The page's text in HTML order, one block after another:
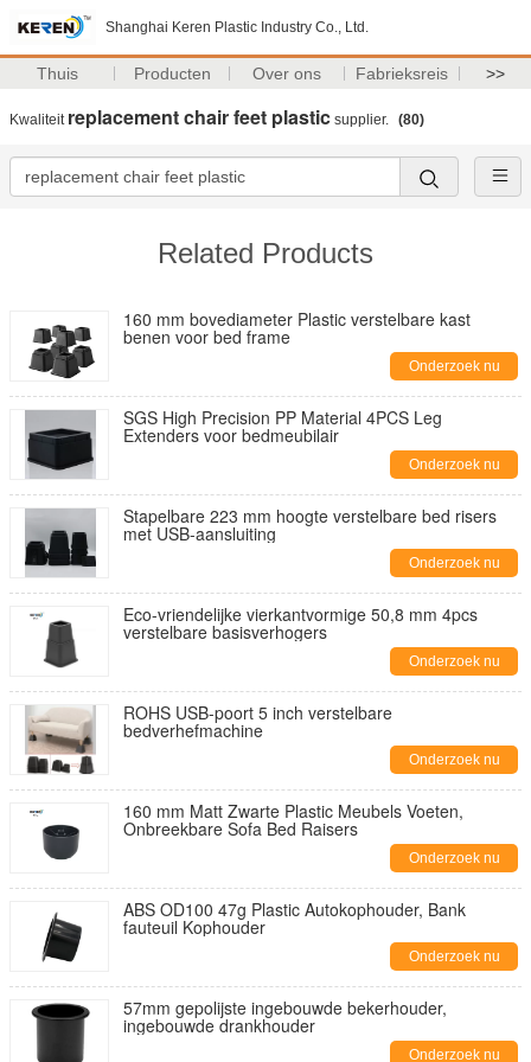
Shanghai Keren Plastic Industry Co., Ltd.
Thuis Producten Over ons Fabrieksreis >>
Kwaliteit replacement chair feet plastic supplier. (80)
Related Products
160 mm bovediameter Plastic verstelbare kast
benen voor bed frame
Onderzoek nu
SGS High Precision PP Material 4PCS Leg
Extenders voor bedmeubilair
Onderzoek nu
Stapelbare 223 mm hoogte verstelbare bed risers
met USB-aansluiting
Onderzoek nu
Eco-vriendelijke vierkantvormige 50,8 mm 4pcs
verstelbare basisverhogers
Onderzoek nu
ROHS USB-poort 5 inch verstelbare
bedverhefmachine
Onderzoek nu
160 mm Matt Zwarte Plastic Meubels Voeten,
Onbreekbare Sofa Bed Raisers
Onderzoek nu
ABS OD100 47g Plastic Autokophouder, Bank
fauteuil Kophouder
Onderzoek nu
57mm gepolijste ingebouwde bekerhouder,
ingebouwde drankhouder
Onderzoek nu